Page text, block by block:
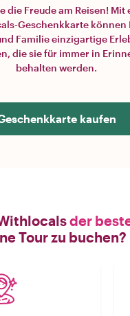
die Freude am Reisen! Mit
Geschenkkarte können
Familie einzigartige
die sie für immer in
behalten werden.
kaufen
der
Tour zu buchen?